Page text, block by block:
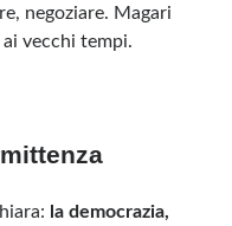
negoziare. Magari
vecchi tempi.
la democrazia,